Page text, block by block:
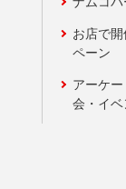
お店で
ペーン
アーケ
会・イ